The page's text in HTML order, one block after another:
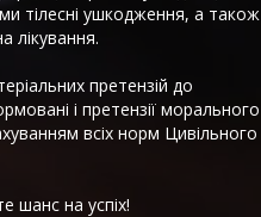
тілесні ушкодження, а також
лікування.
претензій до
і претензії морального
всіх норм Цивільного
шанс на успіх!